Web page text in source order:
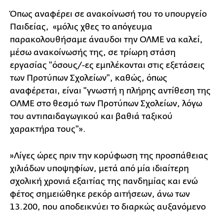
Όπως αναφέρει σε ανακοίνωσή του το υπουργείο
Παιδείας, «μόλις χθες το απόγευμα
παρακολουθήσαμε άναυδοι την ΟΛΜΕ να καλεί,
μέσω ανακοίνωσής της, σε τρίωρη στάση
εργασίας "όσους/-ες εμπλέκονται στις εξετάσεις
των Προτύπων Σχολείων", καθώς, όπως
αναφέρεται, είναι "γνωστή η πλήρης αντίθεση της
ΟΛΜΕ στο θεσμό των Προτύπων Σχολείων, λόγω
του αντιπαιδαγωγικού και βαθιά ταξικού
χαρακτήρα τους"».
»Λίγες ώρες πριν την κορύφωση της προσπάθειας
χιλιάδων υποψηφίων, μετά από μία ιδιαίτερη
σχολική χρονιά εξαιτίας της πανδημίας και ενώ
φέτος σημειώθηκε ρεκόρ αιτήσεων, άνω των
13.200, που αποδεικνύει το διαρκώς αυξανόμενο